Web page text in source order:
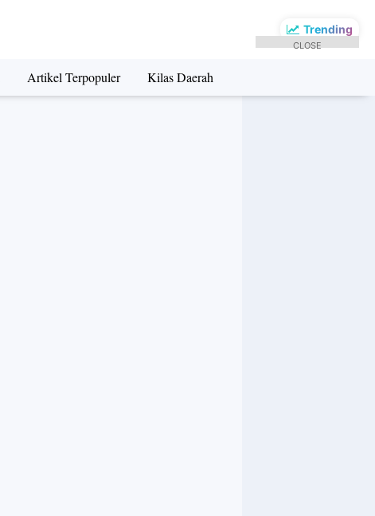
Trending
Artikel Terpopuler Kilas Daerah
CLOSE